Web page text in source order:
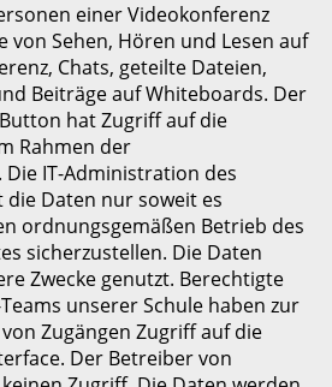
einer Videokonferenz
von Sehen, Hören und Lesen auf
Chats, geteilte Dateien,
Beiträge auf Whiteboards. Der
hat Zugriff auf die
Rahmen der
IT-Administration des
Daten nur soweit es
ordnungsgemäßen Betrieb des
sicherzustellen. Die Daten
Zwecke genutzt. Berechtigte
unserer Schule haben zur
Zugängen Zugriff auf die
Der Betreiber von